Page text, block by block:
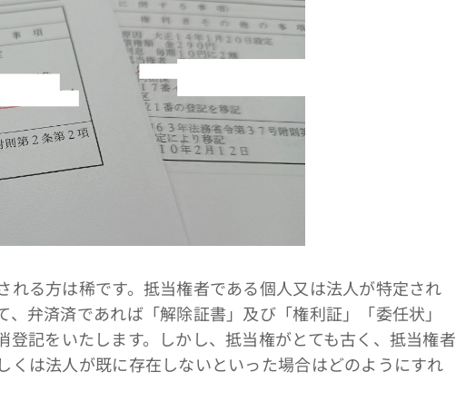
る方は稀です。抵当権者である個人又は法人が特定され
弁済済であれば「解除証書」及び「権利証」「委任状」
登記をいたします。しかし、抵当権がとても古く、抵当権者
くは法人が既に存在しないといった場合はどのようにすれ